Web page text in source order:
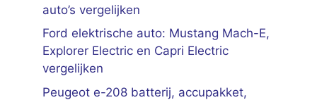
auto’s vergelijken
Ford elektrische auto: Mustang Mach-E,
Explorer Electric en Capri Electric
vergelijken
Peugeot e-208 batterij, accupakket,